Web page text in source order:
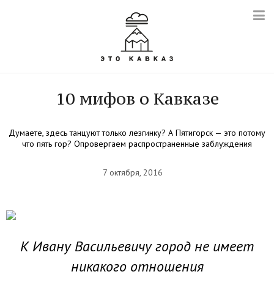
10 мифов о Кавказе
Думаете, здесь танцуют только лезгинку? А Пятигорск — это потому
что пять гор? Опровергаем распространенные заблуждения
7 октября, 2016
К Ивану Васильевичу город не имеет
никакого отношения